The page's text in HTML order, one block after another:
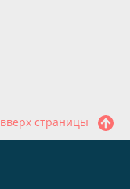
вверх страницы